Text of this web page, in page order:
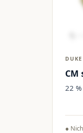
DUKE
CM
22 %
●